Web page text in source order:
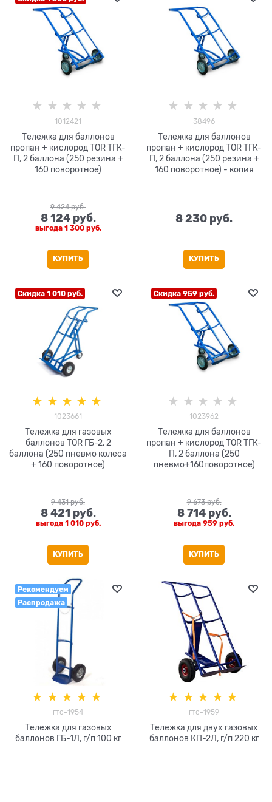
1012421
Тележка для баллонов
пропан + кислород TOR ТГК-
П, 2 баллона (250 резина +
160 поворотное)
9 424 руб.
8 124 руб.
выгода 1 300 руб.
КУПИТЬ
38496
Тележка для баллонов
пропан + кислород TOR ТГК-
П, 2 баллона (250 резина +
160 поворотное) - копия
8 230 руб.
КУПИТЬ
Скидка 1 010 руб.
1023661
Тележка для газовых
баллонов TOR ГБ-2, 2
баллона (250 пневмо колеса
+ 160 поворотное)
9 431 руб.
8 421 руб.
выгода 1 010 руб.
КУПИТЬ
Скидка 959 руб.
1023962
Тележка для баллонов
пропан + кислород TOR ТГК-
П, 2 баллона (250
пневмо+160поворотное)
9 673 руб.
8 714 руб.
выгода 959 руб.
КУПИТЬ
Рекомендуем
Распродажа
гтс-1954
Тележка для газовых
баллонов ГБ-1Л, г/п 100 кг
гтс-1959
Тележка для двух газовых
баллонов КП-2Л, г/п 220 кг